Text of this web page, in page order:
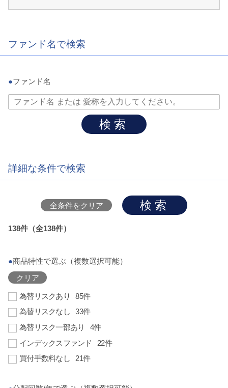
ファンド名で検索
●ファンド名
検索
詳細な条件で検索
全条件をクリア 検索
138件（全138件）
●商品特性で選ぶ（複数選択可能）
クリア
為替リスクあり
85件
為替リスクなし
33件
為替リスク一部あり
4件
インデックスファンド
22件
買付手数料なし
21件